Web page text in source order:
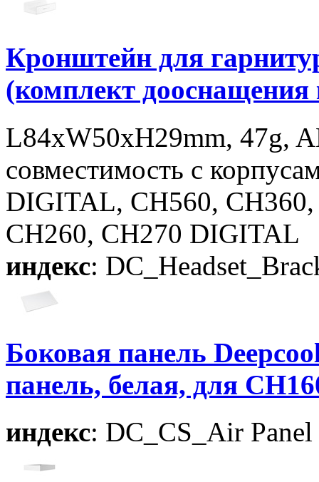
Кронштейн для
(комплект
L84xW50xH29mm, 47g,
совместимость с
DIGITAL, CH560,
CH260, CH270 DIGITAL
индекс:
Боковая панель
панель, белая, для
индекс: DC_CS_Air